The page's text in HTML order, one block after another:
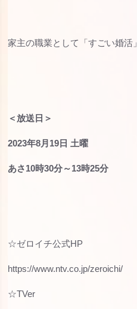
家主の職業として「すごい婚
＜放送日＞
2023年8月19日 土曜
あさ10時30分～13時25分
☆ゼロイチ公式HP
https://www.ntv.co.jp/zeroichi/
☆TVer